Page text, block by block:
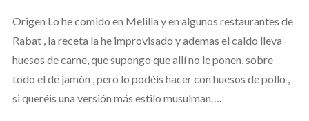
Origen Lo he comido en Melilla y en algunos restaurantes de
Rabat , la receta la he improvisado y ademas el caldo lleva
huesos de carne, que supongo que allí no le ponen, sobre
todo el de jamón , pero lo podéis hacer con huesos de pollo ,
si queréis una versión más estilo musulman….